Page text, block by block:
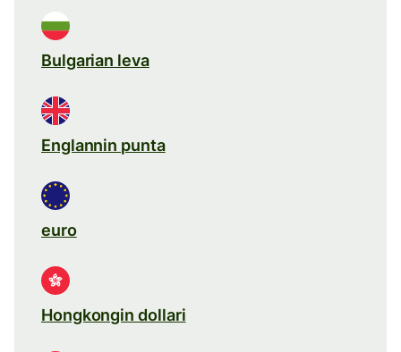
Bulgarian leva
Englannin punta
euro
Hongkongin dollari